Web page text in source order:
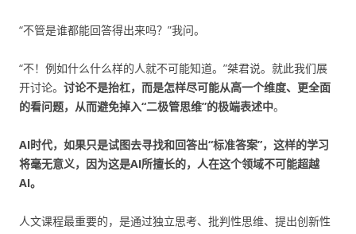
“不管是谁都能回答得出来吗？”我问。
“不！例如什么什么样的人就不可能知道。”桀君说。就此我们展
开讨论。 讨论不是抬杠，而是怎样尽可能从高一个维度、更全面
的看问题，从而避免掉入“二极管思维”的极端表述中。
AI时代，如果只是试图去寻找和回答出“标准答案”，这样的学习
将毫无意义，因为这是AI所擅长的，人在这个领域不可能超越
AI。
人文课程最重要的，是通过独立思考、批判性思维、提出创新性